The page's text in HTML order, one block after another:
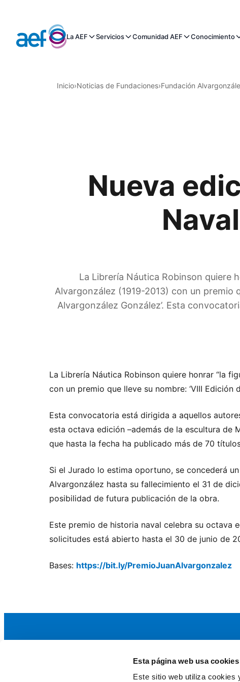
Esta página web usa cookies
Este sitio web utiliza cookies
La AEF Servicios Comunidad AEF Conocimiento
Inicio›Noticias de Fundaciones›Fundación
Nueva
La Librería Náutica Robinson quiere
Alvargonzález (1919-2013) con un premio
Alvargonzález González’. Esta
La Librería Náutica Robinson quiere honrar “la
con un premio que lleve su nombre: ‘VIII
Esta convocatoria está dirigida a aquellos
esta octava edición –además de la escultura de
que hasta la fecha ha publicado más de 70
Si el Jurado lo estima oportuno, se concederá
Alvargonzález hasta su fallecimiento el 31 de
posibilidad de futura publicación de la obra.
Este premio de historia naval celebra su octava
solicitudes está abierto hasta el 30 de junio de
Bases: https://bit.ly/PremioJuanAlvargonzalez